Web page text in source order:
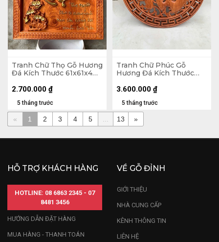
Tranh Chữ Thọ Gỗ Hương
Đá Kích Thước 61x61x4
5 tháng trước
2.700.000 ₫
Tranh Chữ Phúc Gỗ
Hương Đá Kích Thước
5 tháng trước
3.600.000 ₫
« 1 2 3 4 5 13 »
HỖ TRỢ KHÁCH HÀNG
HOTLINE: 08 6863 2345 - 07
8481 3456
HƯỚNG DẪN ĐẶT HÀNG
MUA HÀNG - THANH TOÁN
VỀ GỖ ĐỈNH
GIỚI THIỆU
NHÀ CUNG CẤP
KÊNH THÔNG TIN
LIÊN HỆ